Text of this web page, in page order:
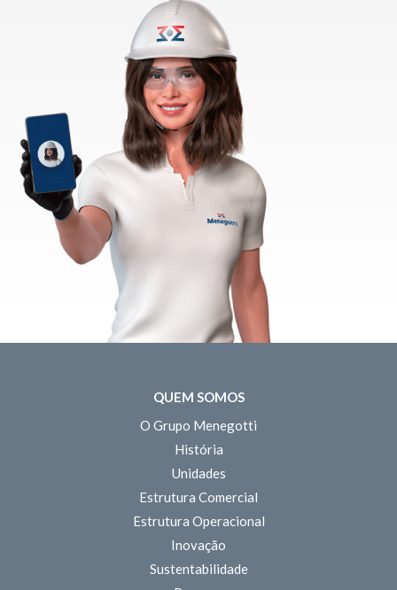
QUEM SOMOS
O Grupo Menegotti
História
Unidades
Estrutura Comercial
Estrutura Operacional
Inovação
Sustentabilidade